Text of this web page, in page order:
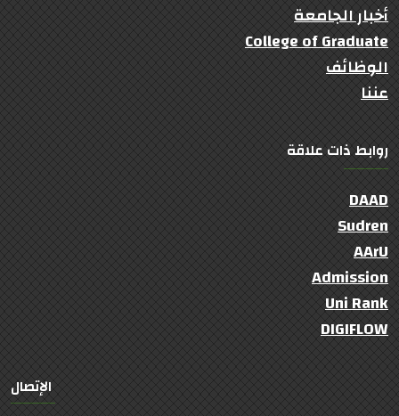
أخبار الجامعة
College of Graduate
الوظائف
عننا
روابط ذات علاقة
DAAD
Sudren
AArU
Admission
Uni Rank
DIGIFLOW
الإتصال